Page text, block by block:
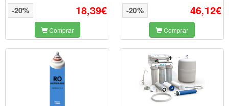
18,39€
-20%
Comprar
46,12€
-20%
Comprar